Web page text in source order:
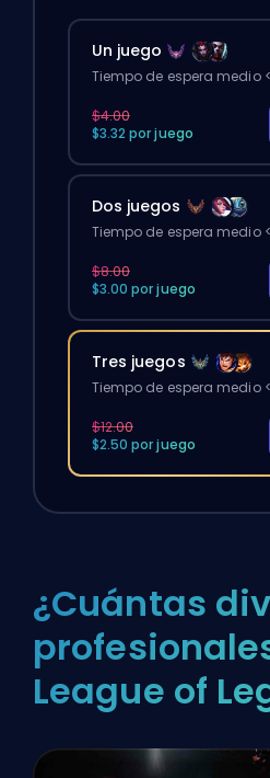
Un juego
Tiempo de espera medio
$4.00
$3.32 por juego
Dos juegos
Tiempo de espera medio
$8.00
$3.00 por juego
Tres juegos
Tiempo de espera medio
$12.00
$2.50 por juego
¿Cuántas
League of